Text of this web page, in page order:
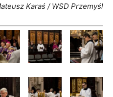
Karaś / WSD Przemyśl